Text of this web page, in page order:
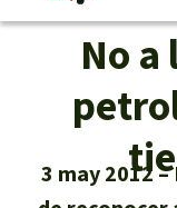
Tu
No
3 may 2012